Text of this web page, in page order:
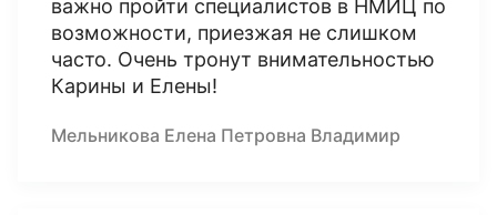
важно пройти специалистов в НМИЦ по
возможности, приезжая не слишком
часто. Очень тронут внимательностью
Карины и Елены!
Мельникова Елена Петровна Владимир